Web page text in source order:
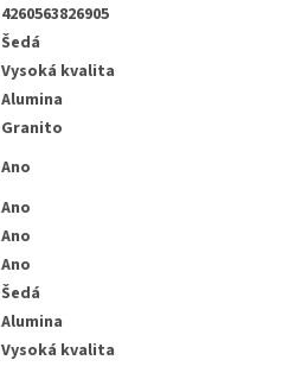
4260563826905
Šedá
Vysoká kvalita
Alumina
Granito
Ano
Ano
Ano
Ano
Šedá
Alumina
Vysoká kvalita